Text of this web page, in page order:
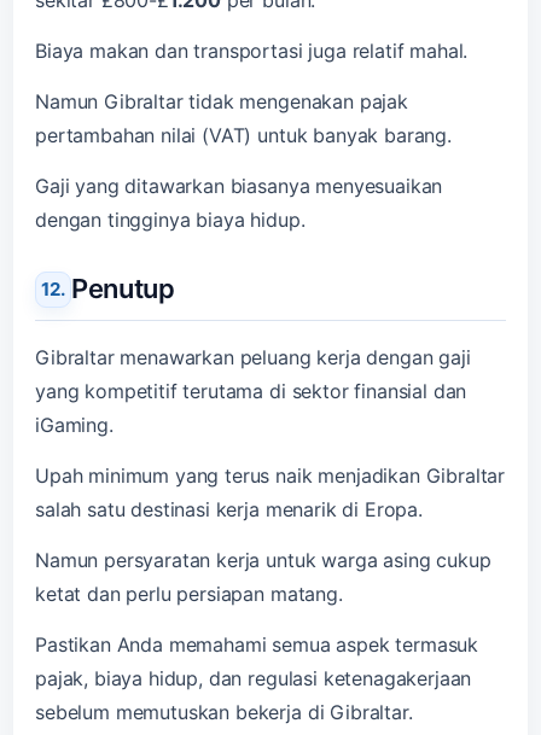
Biaya makan dan transportasi juga relatif mahal.
Namun Gibraltar tidak mengenakan pajak
pertambahan nilai (VAT) untuk banyak barang.
Gaji yang ditawarkan biasanya menyesuaikan
dengan tingginya biaya hidup.
Penutup
Gibraltar menawarkan peluang kerja dengan gaji
yang kompetitif terutama di sektor finansial dan
iGaming.
Upah minimum yang terus naik menjadikan Gibraltar
salah satu destinasi kerja menarik di Eropa.
Namun persyaratan kerja untuk warga asing cukup
ketat dan perlu persiapan matang.
Pastikan Anda memahami semua aspek termasuk
pajak, biaya hidup, dan regulasi ketenagakerjaan
sebelum memutuskan bekerja di Gibraltar.